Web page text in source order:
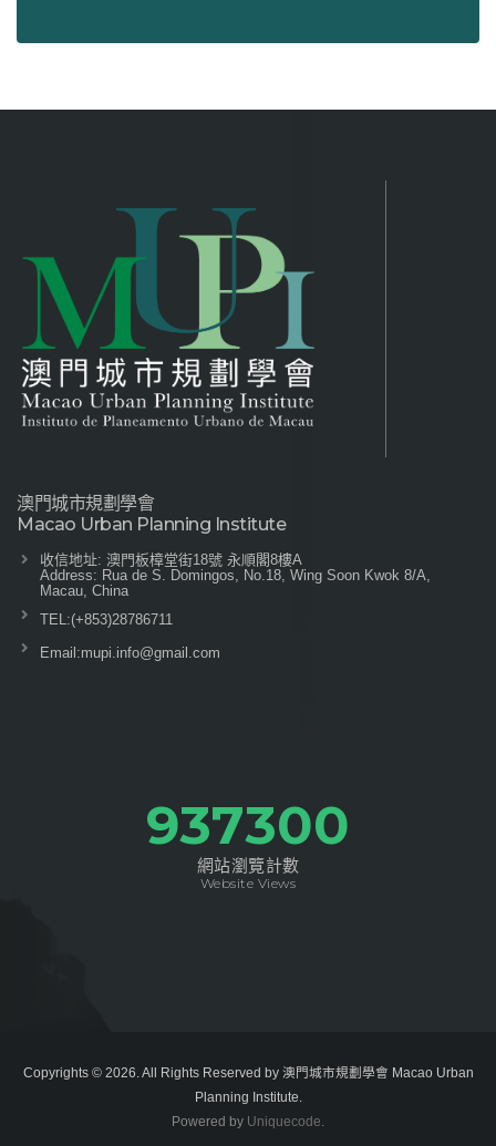
澳門城市規劃學會
Macao Urban Planning Institute
收信地址: 澳門板樟堂街18號 永順閣8樓A
Address: Rua de S. Domingos, No.18, Wing Soon Kwok 8/A,
Macau, China
TEL:(+853)28786711
Email:mupi.info@gmail.com
1009400
網站瀏覽計數
Website Views
Copyrights © 2026. All Rights Reserved by 澳門城市規劃學會 Macao Urban
Planning Institute.
Powered by Uniquecode